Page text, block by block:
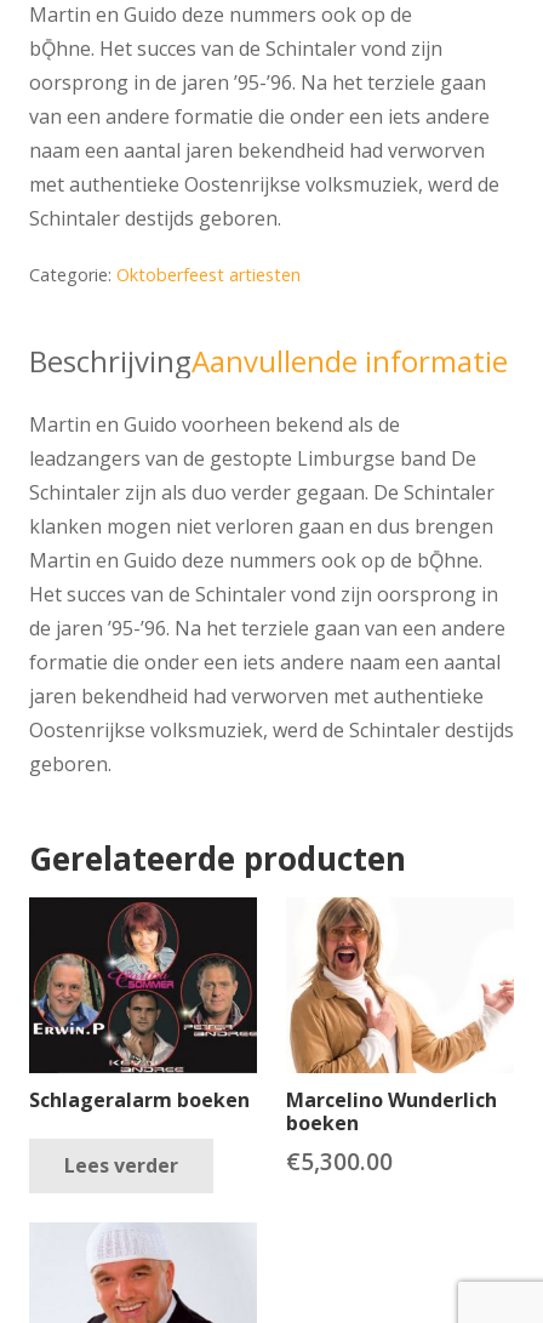
Martin en Guido deze nummers ook op de
bǬhne. Het succes van de Schintaler vond zijn
oorsprong in de jaren ’95-’96. Na het terziele gaan
van een andere formatie die onder een iets andere
naam een aantal jaren bekendheid had verworven
met authentieke Oostenrijkse volksmuziek, werd de
Schintaler destijds geboren.
Categorie: Oktoberfeest artiesten
BeschrijvingAanvullende informatie
Martin en Guido voorheen bekend als de
leadzangers van de gestopte Limburgse band De
Schintaler zijn als duo verder gegaan. De Schintaler
klanken mogen niet verloren gaan en dus brengen
Martin en Guido deze nummers ook op de bǬhne.
Het succes van de Schintaler vond zijn oorsprong in
de jaren ’95-’96. Na het terziele gaan van een andere
formatie die onder een iets andere naam een aantal
jaren bekendheid had verworven met authentieke
Oostenrijkse volksmuziek, werd de Schintaler destijds
geboren.
Gerelateerde producten
Schlageralarm boeken
Lees verder
Marcelino Wunderlich
boeken
€5,300.00